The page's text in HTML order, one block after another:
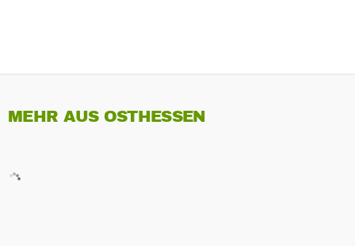
MEHR AUS OSTHESSEN